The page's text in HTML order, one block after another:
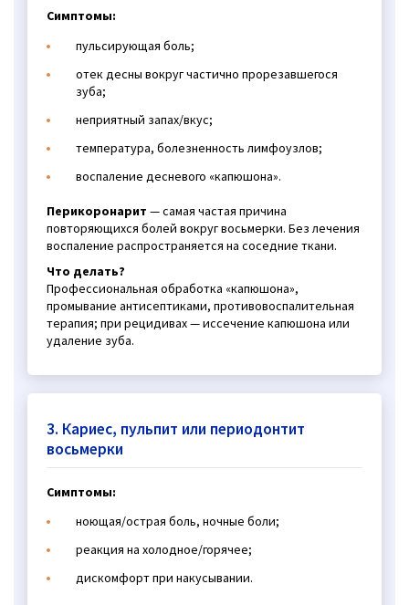
Симптомы:
пульсирующая боль;
отек десны вокруг частично прорезавшегося
зуба;
неприятный запах/вкус;
температура, болезненность лимфоузлов;
воспаление десневого «капюшона».
Перикоронарит — самая частая причина
повторяющихся болей вокруг восьмерки. Без лечения
воспаление распространяется на соседние ткани.
Что делать?
Профессиональная обработка «капюшона»,
промывание антисептиками, противовоспалительная
терапия; при рецидивах — иссечение капюшона или
удаление зуба.
3. Кариес, пульпит или периодонтит
восьмерки
Симптомы:
ноющая/острая боль, ночные боли;
реакция на холодное/горячее;
дискомфорт при накусывании.